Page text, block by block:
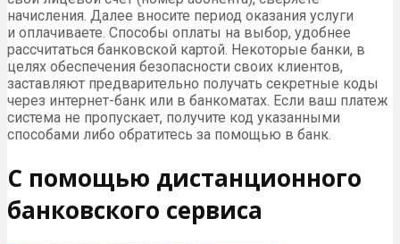
начисления. Далее вносите период оказания услуги
и оплачиваете. Способы оплаты на выбор, удобнее
рассчитаться банковской картой. Некоторые банки, в
целях обеспечения безопасности своих клиентов,
заставляют предварительно получать секретные коды
через интернет-банк или в банкоматах. Если ваш платеж
система не пропускает, получите код указанными
способами либо обратитесь за помощью в банк.
С помощью дистанционного
банковского сервиса